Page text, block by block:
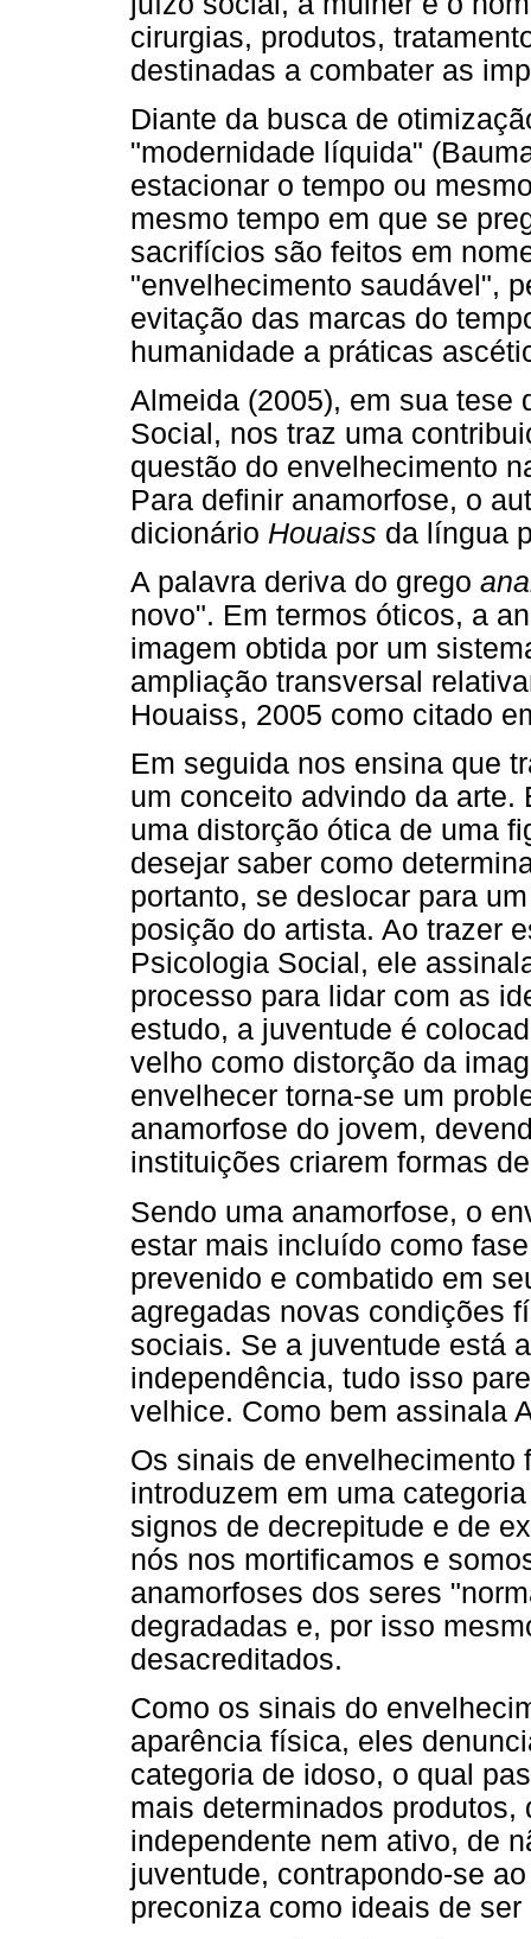
cirurgias, produtos,
destinadas a combater as
Diante da busca de
"modernidade líquida"
estacionar o tempo ou
mesmo tempo em que se
sacrifícios são feitos em
"envelhecimento saudável",
evitação das marcas do
humanidade a práticas
Almeida (2005), em sua tese
Social, nos traz uma
questão do envelhecimento
Para definir anamorfose, o
dicionário Houaiss da língua
A palavra deriva do grego
novo". Em termos óticos, a
imagem obtida por um
ampliação transversal
Houaiss, 2005 como citado
Em seguida nos ensina que
um conceito advindo da
uma distorção ótica de uma
desejar saber como
portanto, se deslocar para
posição do artista. Ao trazer
Psicologia Social, ele
processo para lidar com as
estudo, a juventude é
velho como distorção da
envelhecer torna-se um
anamorfose do jovem,
instituições criarem formas
Sendo uma anamorfose, o
estar mais incluído como
prevenido e combatido em
agregadas novas condições
sociais. Se a juventude está
independência, tudo isso
velhice. Como bem assinala
Os sinais de envelhecimento
introduzem em uma
signos de decrepitude e de
nós nos mortificamos e
anamorfoses dos seres
degradadas e, por isso
desacreditados.
Como os sinais do
aparência física, eles
categoria de idoso, o qual
mais determinados
independente nem ativo, de
juventude, contrapondo-se
preconiza como ideais de ser